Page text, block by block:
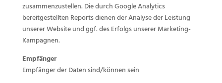
zusammenzustellen. Die durch Google Analytics
bereitgestellten Reports dienen der Analyse der Leistung
unserer Website und ggf. des Erfolgs unserer Marketing-
Kampagnen.
Empfänger
Empfänger der Daten sind/können sein